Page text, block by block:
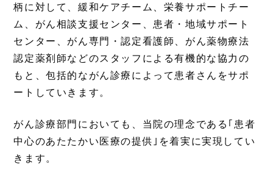
柄に対して、緩和ケアチーム、栄養サポートチー
ム、がん相談支援センター、患者・地域サポート
センター、がん専門・認定看護師、がん薬物療法
認定薬剤師などのスタッフによる有機的な協力の
もと、包括的ながん診療によって患者さんをサポ
ートしていきます。
がん診療部門においても、当院の理念である｢患者
中心のあたたかい医療の提供｣を着実に実現してい
きます。